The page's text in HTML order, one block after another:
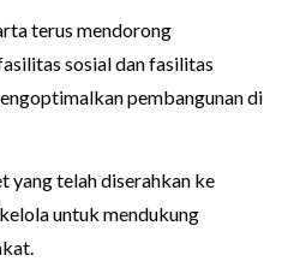
terus mendorong
sosial dan fasilitas
pembangunan di
yang telah diserahkan ke
untuk mendukung